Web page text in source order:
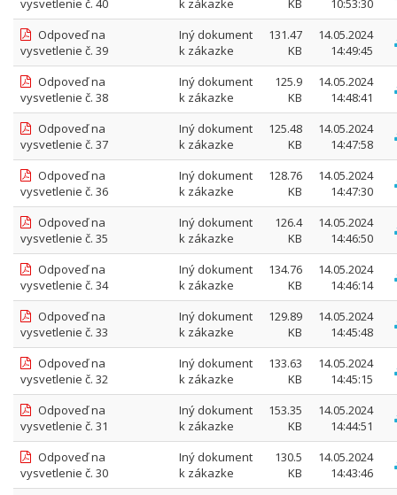
vysvetlenie č. 40
k zákazke
KB
10:53:30
Odpoveď na
vysvetlenie č. 39
Iný dokument
k zákazke
131.47
KB
14.05.2024
14:49:45
Odpoveď na
vysvetlenie č. 38
Iný dokument
k zákazke
125.9
KB
14.05.2024
14:48:41
Odpoveď na
vysvetlenie č. 37
Iný dokument
k zákazke
125.48
KB
14.05.2024
14:47:58
Odpoveď na
vysvetlenie č. 36
Iný dokument
k zákazke
128.76
KB
14.05.2024
14:47:30
Odpoveď na
vysvetlenie č. 35
Iný dokument
k zákazke
126.4
KB
14.05.2024
14:46:50
Odpoveď na
vysvetlenie č. 34
Iný dokument
k zákazke
134.76
KB
14.05.2024
14:46:14
Odpoveď na
vysvetlenie č. 33
Iný dokument
k zákazke
129.89
KB
14.05.2024
14:45:48
Odpoveď na
vysvetlenie č. 32
Iný dokument
k zákazke
133.63
KB
14.05.2024
14:45:15
Odpoveď na
vysvetlenie č. 31
Iný dokument
k zákazke
153.35
KB
14.05.2024
14:44:51
Odpoveď na
vysvetlenie č. 30
Iný dokument
k zákazke
130.5
KB
14.05.2024
14:43:46